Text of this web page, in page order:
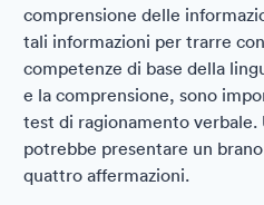
comprensione delle
tali informazioni per trarre
competenze di base della
e la comprensione, sono
test di ragionamento verbale.
potrebbe presentare un
quattro affermazioni.